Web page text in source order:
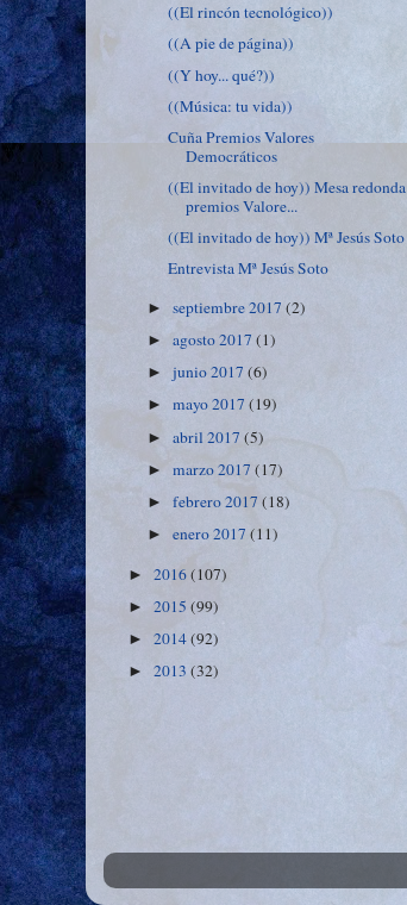
((El rincón tecnológico))
((A pie de página))
((Y hoy... qué?))
((Música: tu vida))
Cuña Premios Valores
Democráticos
((El invitado de hoy)) Mesa redonda
premios Valore...
((El invitado de hoy)) Mª Jesús Soto
Entrevista Mª Jesús Soto
►septiembre 2017(2)
►agosto 2017(1)
►junio 2017(6)
►mayo 2017(19)
►abril 2017(5)
►marzo 2017(17)
►febrero 2017(18)
►enero 2017(11)
► 2016(107)
► 2015 (99)
► 2014(92)
► 2013 (32)